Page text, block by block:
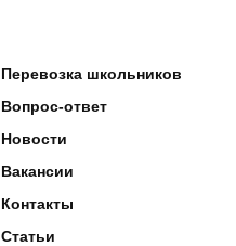
Перевозка школьников
Вопрос-ответ
Новости
Вакансии
Контакты
Статьи